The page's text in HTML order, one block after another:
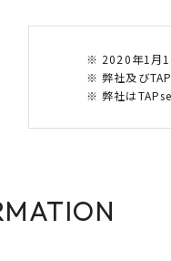
2020年1月1
弊社及び
弊社は